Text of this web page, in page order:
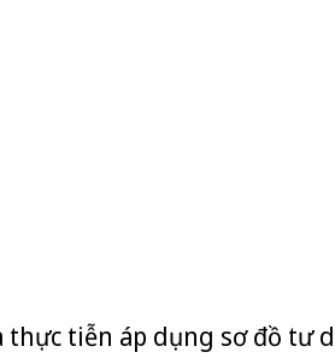
Đại học East Carolina (2018) chỉ ra
[1]